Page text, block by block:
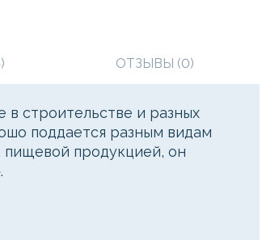
ОТЗЫВЫ (0)
строительстве и разных
поддается разным видам
пищевой продукцией, он